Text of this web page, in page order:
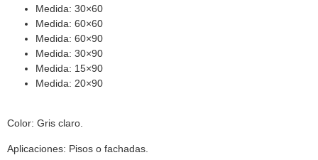
Medida: 30×60
Medida: 60×60
Medida: 60×90
Medida: 30×90
Medida: 15×90
Medida: 20×90
Color: Gris claro.
Aplicaciones: Pisos o fachadas.